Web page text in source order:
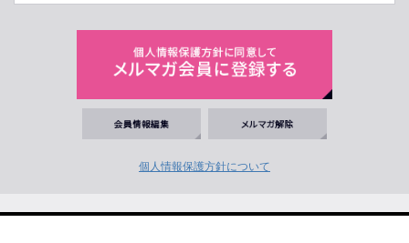
個人情報保護方針について